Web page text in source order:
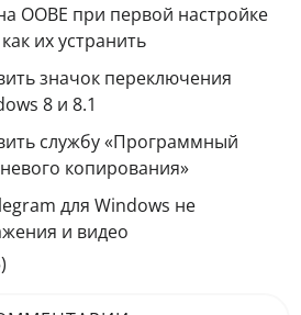
OOBE при первой настройке
их устранить
значок переключения
8 и 8.1
службу «Программный
копирования»
для Windows не
и видео